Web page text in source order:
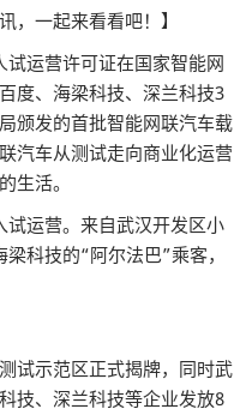
，一起来看看吧！】
运营许可证在国家智能网
度、海梁科技、深兰科技3
颁发的首批智能网联汽车载
汽车从测试走向商业化运营
生活。
运营。来自武汉开发区小
科技的“阿尔法巴”乘客，
试示范区正式揭牌，同时武
技、深兰科技等企业发放8